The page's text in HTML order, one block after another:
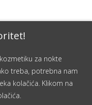
za nokte
treba, potrebna nam
kolačića. Klikom na